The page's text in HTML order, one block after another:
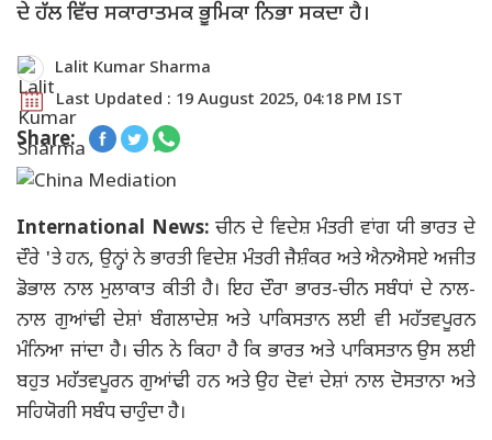
ਦੇ ਹੱਲ ਵਿੱਚ ਸਕਾਰਾਤਮਕ ਭੂਮਿਕਾ ਨਿਭਾ ਸਕਦਾ ਹੈ।
Lalit Kumar Sharma
Last Updated : 19 August 2025, 04:18 PM IST
Share:
International News:ਚੀਨ ਦੇ ਵਿਦੇਸ਼ ਮੰਤਰੀ ਵਾਂਗ ਯੀ ਭਾਰਤ ਦੇ
ਦੌਰੇ 'ਤੇ ਹਨ, ਉਨ੍ਹਾਂ ਨੇ ਭਾਰਤੀ ਵਿਦੇਸ਼ ਮੰਤਰੀ ਜੈਸ਼ੰਕਰ ਅਤੇ ਐਨਐਸਏ ਅਜੀਤ
ਡੋਭਾਲ ਨਾਲ ਮੁਲਾਕਾਤ ਕੀਤੀ ਹੈ। ਇਹ ਦੌਰਾ ਭਾਰਤ-ਚੀਨ ਸਬੰਧਾਂ ਦੇ ਨਾਲ-
ਨਾਲ ਗੁਆਂਢੀ ਦੇਸ਼ਾਂ ਬੰਗਲਾਦੇਸ਼ ਅਤੇ ਪਾਕਿਸਤਾਨ ਲਈ ਵੀ ਮਹੱਤਵਪੂਰਨ
ਮੰਨਿਆ ਜਾਂਦਾ ਹੈ। ਚੀਨ ਨੇ ਕਿਹਾ ਹੈ ਕਿ ਭਾਰਤ ਅਤੇ ਪਾਕਿਸਤਾਨ ਉਸ ਲਈ
ਬਹੁਤ ਮਹੱਤਵਪੂਰਨ ਗੁਆਂਢੀ ਹਨ ਅਤੇ ਉਹ ਦੋਵਾਂ ਦੇਸ਼ਾਂ ਨਾਲ ਦੋਸਤਾਨਾ ਅਤੇ
ਸਹਿਯੋਗੀ ਸਬੰਧ ਚਾਹੁੰਦਾ ਹੈ।